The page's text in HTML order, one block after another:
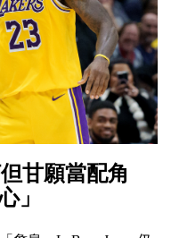
甘願當配角
」